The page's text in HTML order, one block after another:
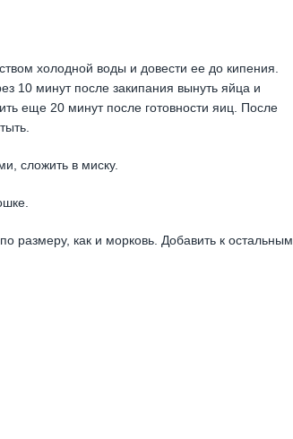
холодной воды и довести ее до кипения.
10 минут после закипания вынуть яйца и
еще 20 минут после готовности яиц. После
сложить в миску.
размеру, как и морковь. Добавить к остальным